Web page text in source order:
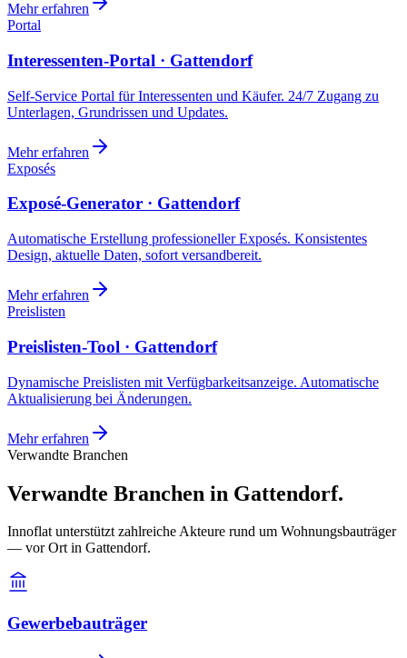
Mehr erfahren
Portal
Interessenten-Portal · Gattendorf
Self-Service Portal für Interessenten und Käufer. 24/7 Zugang zu
Unterlagen, Grundrissen und Updates.
Mehr erfahren
Exposés
Exposé-Generator · Gattendorf
Automatische Erstellung professioneller Exposés. Konsistentes
Design, aktuelle Daten, sofort versandbereit.
Mehr erfahren
Preislisten
Preislisten-Tool · Gattendorf
Dynamische Preislisten mit Verfügbarkeitsanzeige. Automatische
Aktualisierung bei Änderungen.
Mehr erfahren
Verwandte Branchen
Verwandte Branchen in Gattendorf.
Innoflat unterstützt zahlreiche Akteure rund um Wohnungsbauträger
— vor Ort in Gattendorf.
Gewerbebauträger